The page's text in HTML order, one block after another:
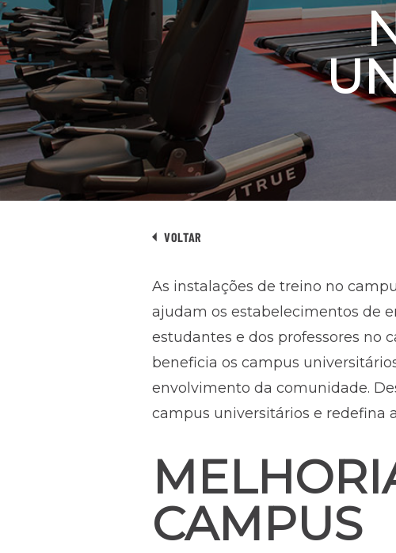
VOLTAR
As instalações de treino no
ajudam os estabelecimentos de
estudantes e dos professores no
beneficia os campus
envolvimento da comunidade.
campus universitários e redefina
CAMPUS